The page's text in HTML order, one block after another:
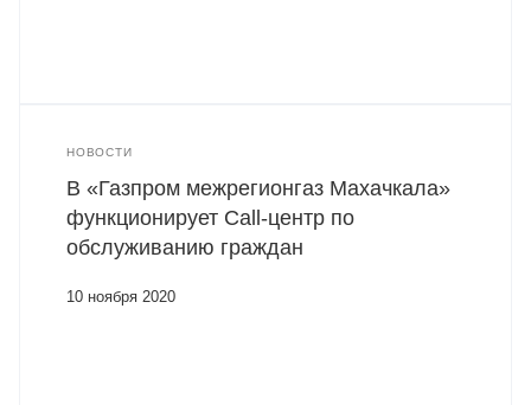
НОВОСТИ
В «Газпром межрегионгаз Махачкала»
функционирует Call-центр по
обслуживанию граждан
10 ноября 2020